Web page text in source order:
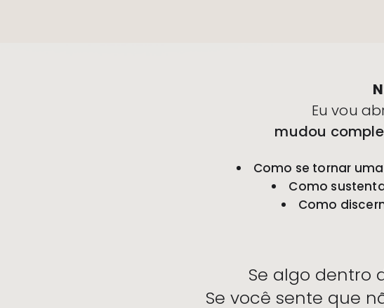
Eu vou
mudou
Como se tornar
Como
Como
Se algo dentro
Se você sente que